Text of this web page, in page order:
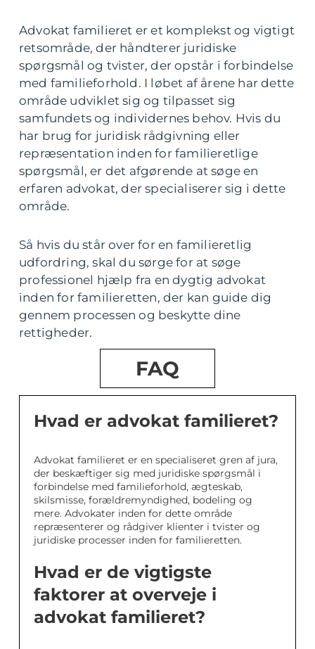
Advokat familieret er et komplekst og vigtigt
retsområde, der håndterer juridiske
spørgsmål og tvister, der opstår i forbindelse
med familieforhold. I løbet af årene har dette
område udviklet sig og tilpasset sig
samfundets og individernes behov. Hvis du
har brug for juridisk rådgivning eller
repræsentation inden for familieretlige
spørgsmål, er det afgørende at søge en
erfaren advokat, der specialiserer sig i dette
område.
Så hvis du står over for en familieretlig
udfordring, skal du sørge for at søge
professionel hjælp fra en dygtig advokat
inden for familieretten, der kan guide dig
gennem processen og beskytte dine
rettigheder.
FAQ
Hvad er advokat familieret?
Advokat familieret er en specialiseret gren af jura,
der beskæftiger sig med juridiske spørgsmål i
forbindelse med familieforhold, ægteskab,
skilsmisse, forældremyndighed, bodeling og
mere. Advokater inden for dette område
repræsenterer og rådgiver klienter i tvister og
juridiske processer inden for familieretten.
Hvad er de vigtigste
faktorer at overveje i
advokat familieret?